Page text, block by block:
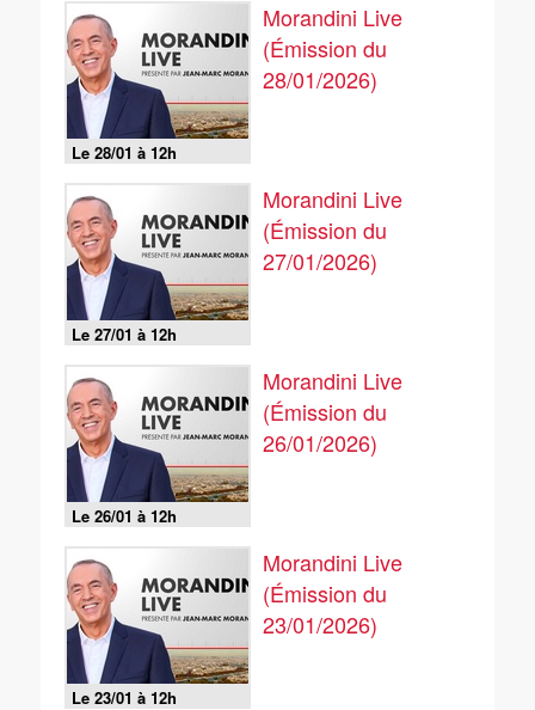
Le 28/01 à 12h
Morandini Live
(Émission du
28/01/2026)
Le 27/01 à 12h
Morandini Live
(Émission du
27/01/2026)
Le 26/01 à 12h
Morandini Live
(Émission du
26/01/2026)
Le 23/01 à 12h
Morandini Live
(Émission du
23/01/2026)